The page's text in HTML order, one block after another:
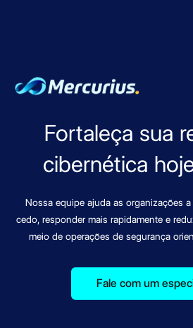
Fortaleça sua
cibernética
Nossa equipe ajuda as organizações a
cedo, responder mais rapidamente e
meio de operações de segurança
Fale com um